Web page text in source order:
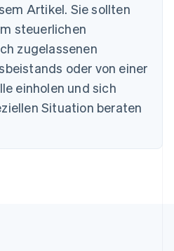
Artikel. Sie sollten
steuerlichen
zugelassenen
oder von einer
einholen und sich
Situation beraten